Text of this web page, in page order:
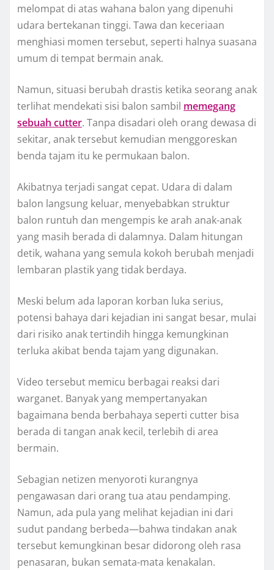
melompat di atas wahana balon yang dipenuhi
udara bertekanan tinggi. Tawa dan keceriaan
menghiasi momen tersebut, seperti halnya suasana
umum di tempat bermain anak.
Namun, situasi berubah drastis ketika seorang anak
terlihat mendekati sisi balon sambil memegang
sebuah cutter. Tanpa disadari oleh orang dewasa di
sekitar, anak tersebut kemudian menggoreskan
benda tajam itu ke permukaan balon.
Akibatnya terjadi sangat cepat. Udara di dalam
balon langsung keluar, menyebabkan struktur
balon runtuh dan mengempis ke arah anak-anak
yang masih berada di dalamnya. Dalam hitungan
detik, wahana yang semula kokoh berubah menjadi
lembaran plastik yang tidak berdaya.
Meski belum ada laporan korban luka serius,
potensi bahaya dari kejadian ini sangat besar, mulai
dari risiko anak tertindih hingga kemungkinan
terluka akibat benda tajam yang digunakan.
Video tersebut memicu berbagai reaksi dari
warganet. Banyak yang mempertanyakan
bagaimana benda berbahaya seperti cutter bisa
berada di tangan anak kecil, terlebih di area
bermain.
Sebagian netizen menyoroti kurangnya
pengawasan dari orang tua atau pendamping.
Namun, ada pula yang melihat kejadian ini dari
sudut pandang berbeda—bahwa tindakan anak
tersebut kemungkinan besar didorong oleh rasa
penasaran, bukan semata-mata kenakalan.